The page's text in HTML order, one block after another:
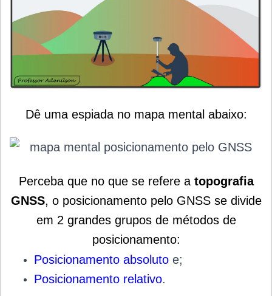
Dê uma espiada no mapa mental abaixo:
Perceba que no que se refere a topografia
GNSS, o posicionamento pelo GNSS se divide
em 2 grandes grupos de métodos de
posicionamento:
Posicionamento absoluto e;
Posicionamento relativo.